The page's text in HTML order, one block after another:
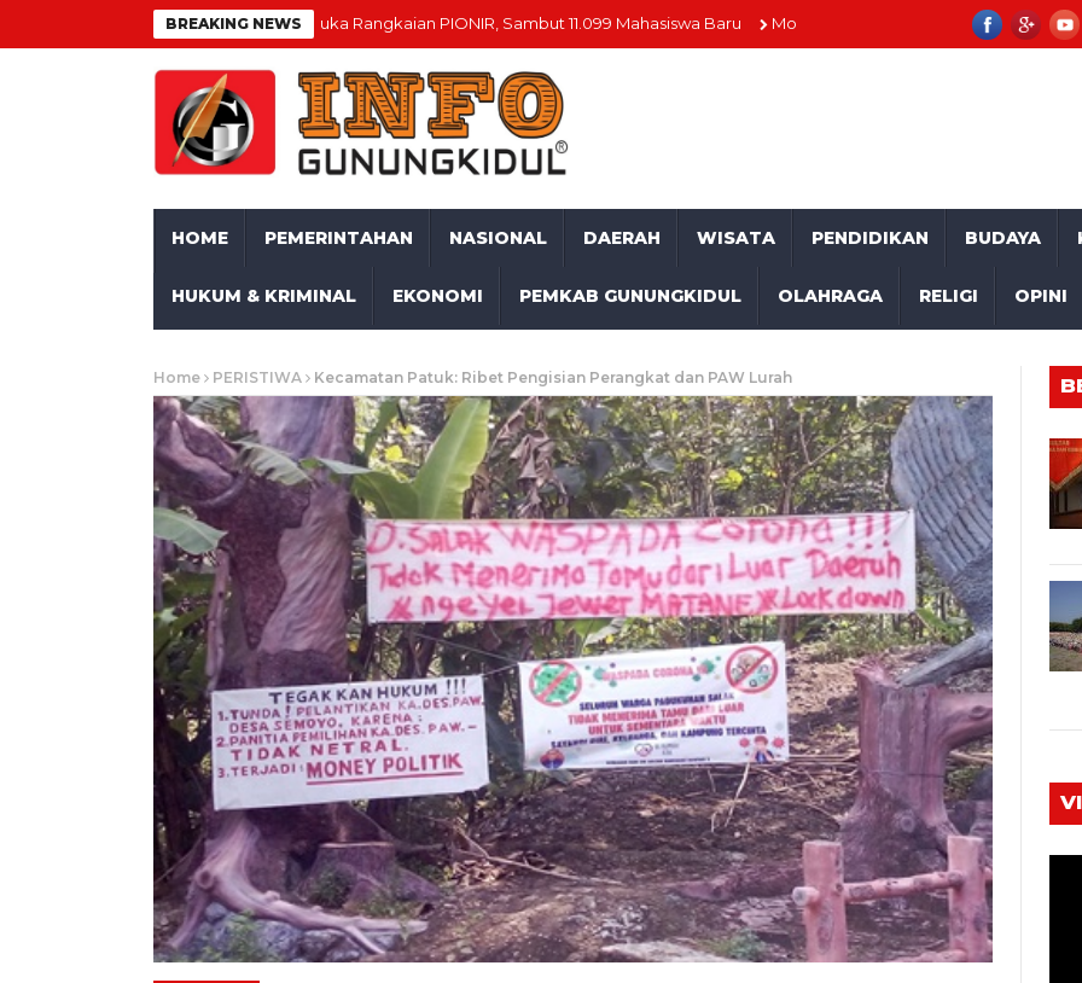
BREAKING NEWS
Rektor UGM Buka Rangkaian PIONIR, Sambut 11.099 Mahasiswa Baru Momentum HUT RI ke-81, SD Muhammadiyah
HOME PEMERINTAHAN NASIONAL DAERAH WISATA PENDIDIKAN BUDAYA
HUKUM & KRIMINAL EKONOMI PEMKAB GUNUNGKIDUL OLAHRAGA RELIGI OPINI
Home PERISTIWA Kecamatan Patuk: Ribet Pengisian Perangkat dan PAW Lurah